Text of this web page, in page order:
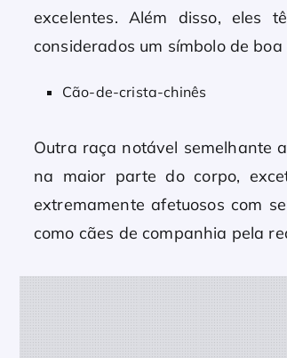
excelentes. Além disso, eles
considerados um símbolo de boa
Cão-de-crista-chinês
Outra raça notável semelhante
na maior parte do corpo,
extremamente afetuosos com
como cães de companhia pela